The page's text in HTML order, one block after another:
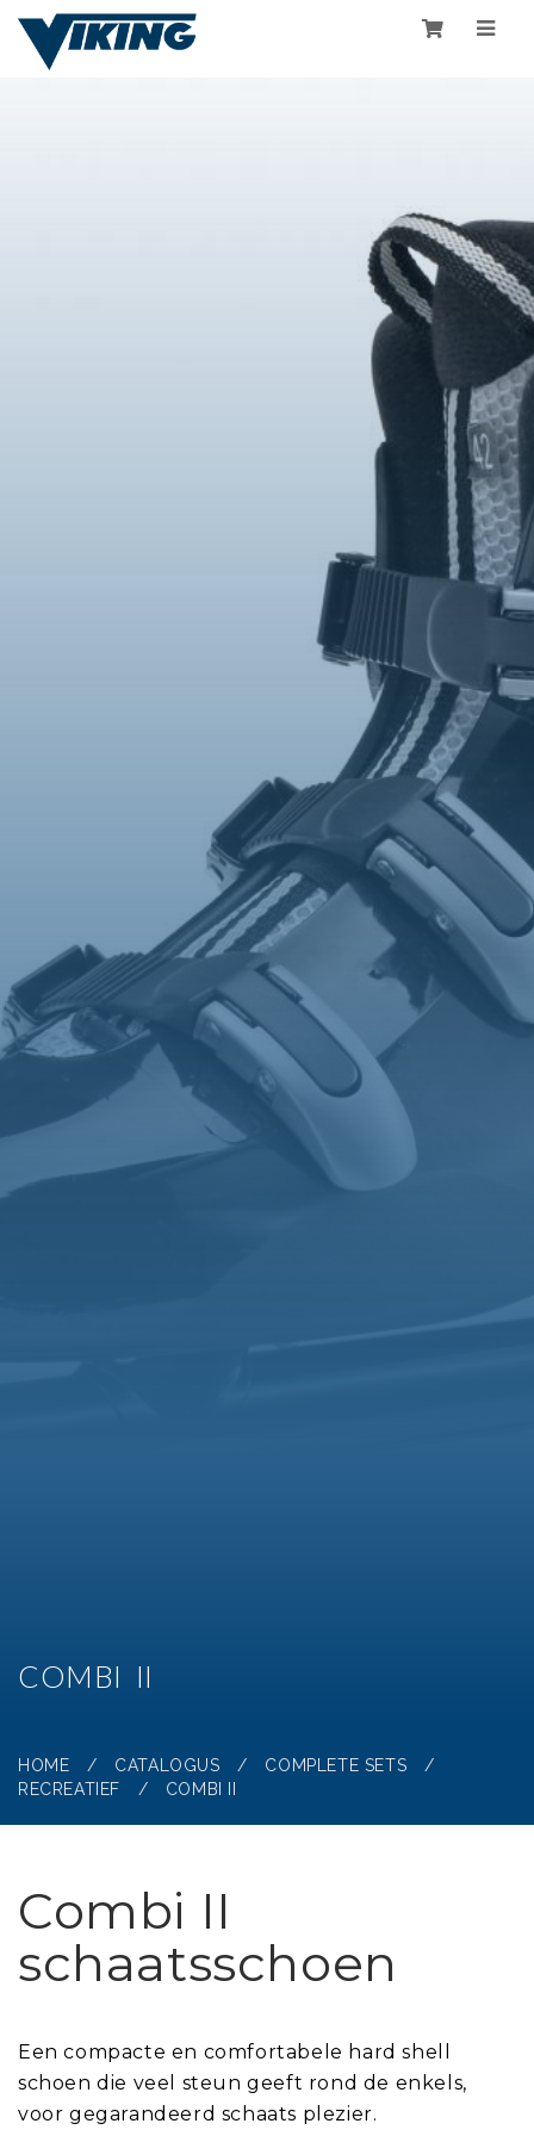
COMBI II
HOME / CATALOGUS / COMPLETE SETS
/
RECREATIEF
/ COMBI II
Combi II
schaatsschoen
Een compacte en comfortabele hard shell
schoen die veel steun geeft rond de enkels,
voor gegarandeerd schaats plezier.